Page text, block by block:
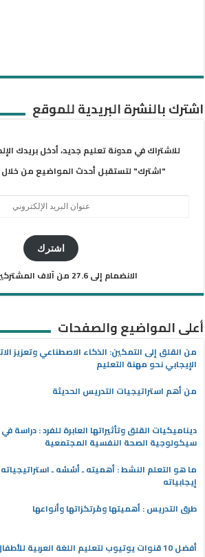
اشترك بالنشرة البريدية للموقع
للاشتراك في مدونة تعليم جديد، أدخل بريدك
"اشترك" لتستقبل أحدث المواضيع من خلال
اشترك
الانضمام إلى 27.6 من آلاف المشتركين الآخرين
أعلى المواضيع والصفحات
من القلق إلى التمكين: الذكاء الاصطناعي وتعزيز
الإيجابي نحو مهنة التعليم
من أهم استراتيجيات التدريس الحديثة
ديناميكيات القلق وتأثيراتها العابرة للفرد : دراسة في
سيكولوجية الصحة النفسية المجتمعية
ما هو التعلم النشط : أهميته ـ أسُسُه ـ استراتيجياته
إيجابياته
طرق التدريس : أهميتها ومُرتكزاتها وأنواعها
أفضل 10 قنوات يوتيوب لتعليم اللغة العربية للأطفال